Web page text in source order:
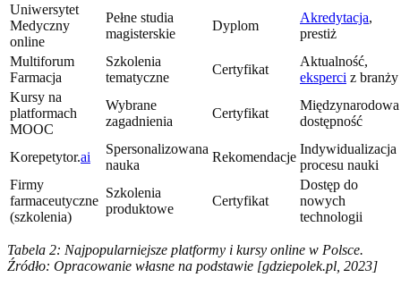
Uniwersytet
Medyczny
online
Pełne studia
magisterskie
Dyplom
Akredytacja,
prestiż
Multiforum
Farmacja
Szkolenia
tematyczne
Certyfikat
Aktualność,
eksperci z branży
Kursy na
platformach
MOOC
Wybrane
zagadnienia
Certyfikat
Międzynarodowa
dostępność
Korepetytor.ai
Spersonalizowana
nauka
Rekomendacje
Indywidualizacja
procesu nauki
Firmy
farmaceutyczne
(szkolenia)
Szkolenia
produktowe
Certyfikat
Dostęp do
nowych
technologii
Tabela 2: Najpopularniejsze platformy i kursy online w Polsce.
Źródło: Opracowanie własne na podstawie [gdziepolek.pl, 2023]